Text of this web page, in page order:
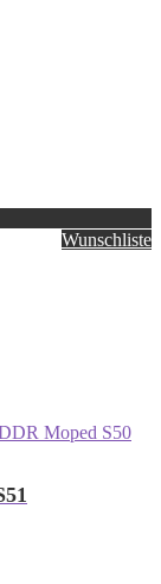
Wunschliste